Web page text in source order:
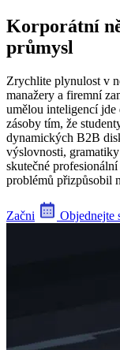
Korporátní
průmysl
Zrychlite plynulost v
manažery a firemní
umělou inteligencí
zásoby tím, že
dynamických B2B
výslovnosti,
skutečné
problémů přizpůsobil
Začni Objednejte